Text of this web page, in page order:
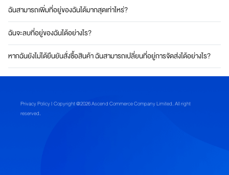
ฉันสามารถเพิ่มที่อยู่ของฉันได้มากสุดเท่าไหร่?
ฉันจะลบที่อยู่ของฉันได้อย่างไร?
หากฉันยังไม่ได้ยืนยันสั่งซื้อสินค้า ฉันสามารถเปลี่ยนที่อยู่การจัดส่งได้อย่างไร?
Privacy Policy| Copyright @2026 Ascend Commerce Company Limited. All right
reserved.